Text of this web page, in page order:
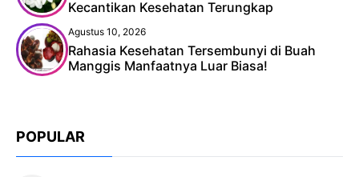
Kecantikan Kesehatan Terungkap
Agustus 10, 2026
Rahasia Kesehatan Tersembunyi di Buah
Manggis Manfaatnya Luar Biasa!
POPULAR